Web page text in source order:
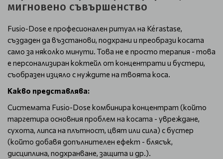
мигновено съвършенство
Fusio-Dose е професионален ритуал на Kérastase,
създаден да възстанови, подхрани и преобрази косата
само за няколко минути. Това не е просто терапия - това
е персонализиран коктейл от концентрати и бустери,
съобразен изцяло с нуждите на твоята коса.
Какво представлява:
Системата Fusio-Dose комбинира концентрат (който
таргетира основния проблем на косата - увреждане,
сухота, липса на плътност, цвят или сила) с бустер
(който добавя допълнителен ефект - блясък,
дисциплина, подхранване, защита и др.).